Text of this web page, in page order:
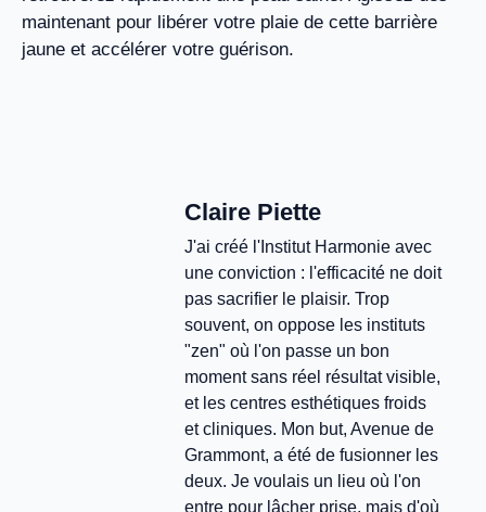
maintenant pour libérer votre plaie de cette barrière
jaune et accélérer votre guérison.
Claire Piette
J'ai créé l'Institut Harmonie avec
une conviction : l'efficacité ne doit
pas sacrifier le plaisir. Trop
souvent, on oppose les instituts
"zen" où l'on passe un bon
moment sans réel résultat visible,
et les centres esthétiques froids
et cliniques. Mon but, Avenue de
Grammont, a été de fusionner les
deux. Je voulais un lieu où l'on
entre pour lâcher prise, mais d'où